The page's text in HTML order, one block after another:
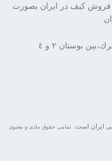
فروش کیف در ایران بصورت
بوستان ٢ و ٤
ايران است. تمامی حقوق مادی و معنوی